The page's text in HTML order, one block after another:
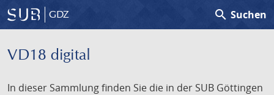
GDZ search Suchen
VD18 digital
In dieser Sammlung finden Sie die in der SUB Göttingen